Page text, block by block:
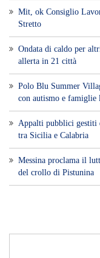
Mit, ok Consiglio
Stretto
Ondata di caldo per
allerta in 21 città
Polo Blu Summer
con autismo e famiglie
Appalti pubblici gestiti
tra Sicilia e Calabria
Messina proclama il
del crollo di Pistunina